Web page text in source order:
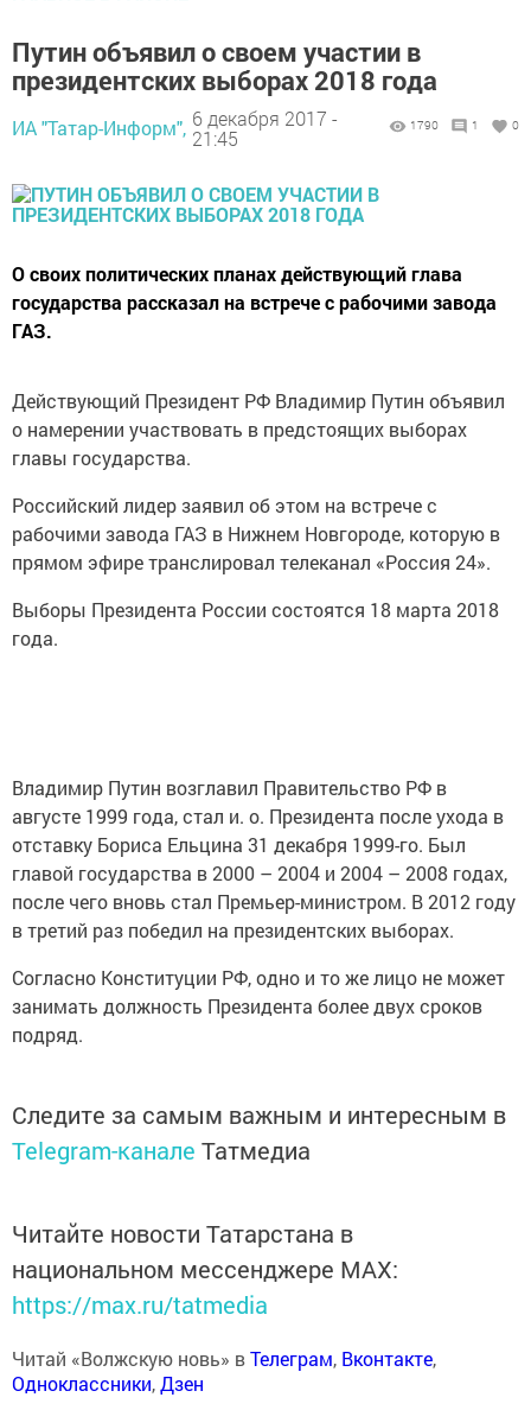
Путин объявил о своем участии в
президентских выборах 2018 года
ИА "Татар-Информ", 6 декабря 2017 -
21:45
1790 1 0
О своих политических планах действующий глава
государства рассказал на встрече с рабочими завода
ГАЗ.
Действующий Президент РФ Владимир Путин объявил
о намерении участвовать в предстоящих выборах
главы государства.
Российский лидер заявил об этом на встрече с
рабочими завода ГАЗ в Нижнем Новгороде, которую в
прямом эфире транслировал телеканал «Россия 24».
Выборы Президента России состоятся 18 марта 2018
года.
Владимир Путин возглавил Правительство РФ в
августе 1999 года, стал и. о. Президента после ухода в
отставку Бориса Ельцина 31 декабря 1999-го. Был
главой государства в 2000 – 2004 и 2004 – 2008 годах,
после чего вновь стал Премьер-министром. В 2012 году
в третий раз победил на президентских выборах.
Согласно Конституции РФ, одно и то же лицо не может
занимать должность Президента более двух сроков
подряд.
Следите за самым важным и интересным в
Telegram-канале Татмедиа
Читайте новости Татарстана в
национальном мессенджере MАХ:
https://max.ru/tatmedia
Читай «Волжскую новь» вТелеграм, Вконтакте,
Одноклассники,Дзен